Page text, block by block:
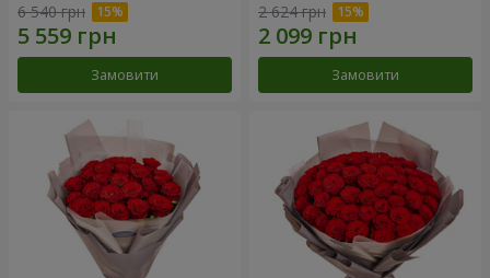
6 540 грн
Замовити
2 624 грн
Замовити